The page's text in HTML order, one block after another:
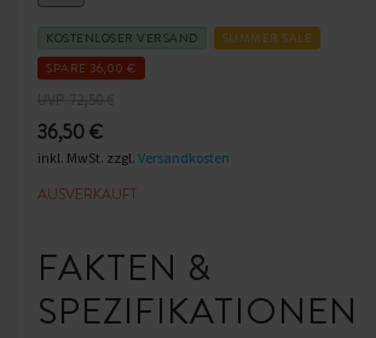
KOSTENLOSER VERSAND
SUMMER SALE
SPARE 36,00 €
36,50 €
inkl. MwSt. zzgl. Versandkosten
AUSVERKAUFT
FAKTEN &
SPEZIFIKATIONEN